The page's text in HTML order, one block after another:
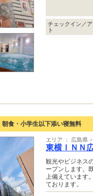
チェックイン／
ト
食・小学生以下添い寝無料
エリア ： 広島県
東横ＩＮＮ
観光やビジネス
ープンします。
上備えています
ております。